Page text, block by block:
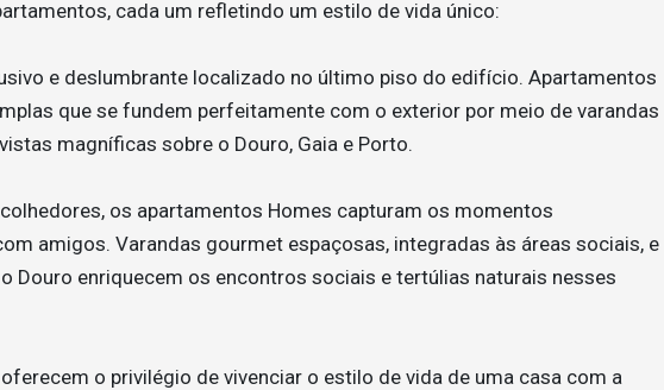
cada um refletindo um estilo de vida único:
e deslumbrante localizado no último piso do edifício. Apartamentos
que se fundem perfeitamente com o exterior por meio de varandas
magníficas sobre o Douro, Gaia e Porto.
os apartamentos Homes capturam os momentos
amigos. Varandas gourmet espaçosas, integradas às áreas sociais, e
Douro enriquecem os encontros sociais e tertúlias naturais nesses
o privilégio de vivenciar o estilo de vida de uma casa com a